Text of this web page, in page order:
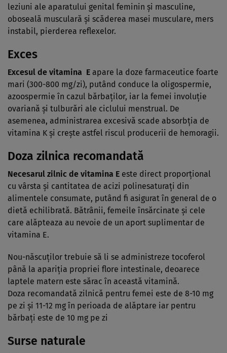
leziuni ale aparatului genital feminin şi masculine,
oboseală musculară şi scăderea masei musculare, mers
instabil, pierderea reflexelor.
Exces
Excesul de vitamina E apare la doze farmaceutice foarte
mari (300-800 mg/zi), putând conduce la oligospermie,
azoospermie în cazul bărbaţilor, iar la femei involuţie
ovariană şi tulburări ale ciclului menstrual. De
asemenea, administrarea excesivă scade absorbţia de
vitamina K şi creşte astfel riscul producerii de hemoragii.
Doza zilnica recomandată
Necesarul zilnic de vitamina E este direct proporţional
cu vârsta şi cantitatea de acizi polinesaturaţi din
alimentele consumate, putând fi asigurat în general de o
dietă echilibrată. Bătrânii, femeile însărcinate şi cele
care alăpteaza au nevoie de un aport suplimentar de
vitamina E.
Nou-născuţilor trebuie să li se administreze tocoferol
până la apariţia propriei flore intestinale, deoarece
laptele matern este sărac în această vitamină.
Doza recomandată zilnică pentru femei este de 8-10 mg
pe zi şi 11-12 mg în perioada de alăptare iar pentru
bărbaţi este de 10 mg pe zi
Surse naturale